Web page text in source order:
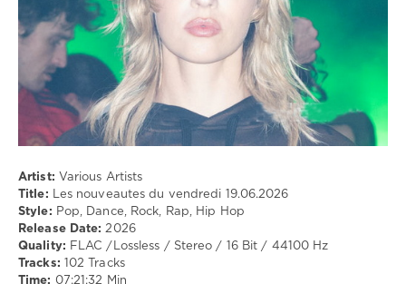
Hop
Artist: Various Artists
Title: Les nouveautes du vendredi 19.06.2026
Style: Pop, Dance, Rock, Rap, Hip Hop
Release Date: 2026
Quality: FLAC /Lossless / Stereo / 16 Bit / 44100 Hz
Tracks: 102 Tracks
Time: 07:21:32 Min